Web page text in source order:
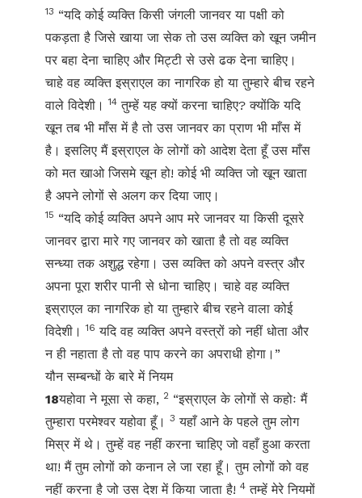
13 “यदि कोई व्यक्ति किसी जंगली जानवर या पक्षी को
पकड़ता है जिसे खाया जा सेक तो उस व्यक्ति को खून जमीन
पर बहा देना चाहिए और मिट्टी से उसे ढक देना चाहिए।
चाहे वह व्यक्ति इस्राएल का नागरिक हो या तुम्हारे बीच रहने
वाले विदेशी।14 तुम्हें यह क्यों करना चाहिए? क्योंकि यदि
खून तब भी माँस में है तो उस जानवर का प्राण भी माँस में
है। इसलिए मैं इस्राएल के लोगों को आदेश देता हूँ उस माँस
को मत खाओ जिसमे खून हो! कोई भी व्यक्ति जो खून खाता
है अपने लोगों से अलग कर दिया जाए।
15 “यदि कोई व्यक्ति अपने आप मरे जानवर या किसी दूसरे
जानवर द्वारा मारे गए जानवर को खाता है तो वह व्यक्ति
सन्ध्या तक अशुद्ध रहेगा। उस व्यक्ति को अपने वस्त्र और
अपना पूरा शरीर पानी से धोना चाहिए। चाहे वह व्यक्ति
इस्राएल का नागरिक हो या तुम्हारे बीच रहने वाला कोई
विदेशी।16 यदि वह व्यक्ति अपने वस्त्रों को नहीं धोता और
न ही नहाता है तो वह पाप करने का अपराधी होगा।”
यौन सम्बन्धों के बारे में नियम
18यहोवा ने मूसा से कहा, 2 “इस्राएल के लोगों से कहोः मैं
तुम्हारा परमेश्वर यहोवा हूँ।
3 यहाँ आने के पहले तुम लोग
मिस्र में थे। तुम्हें वह नहीं करना चाहिए जो वहाँ हुआ करता
था! मैं तुम लोगों को कनान ले जा रहा हूँ। तुम लोगों को वह
नहीं करना है जो उस देश में किया जाता है! 4 तम्हें मेरे नियमों